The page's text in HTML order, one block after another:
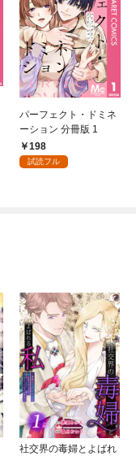
パーフェクト・ドミネ
ーション 分冊版 1
198
試読フル
社交界の毒婦とよばれ